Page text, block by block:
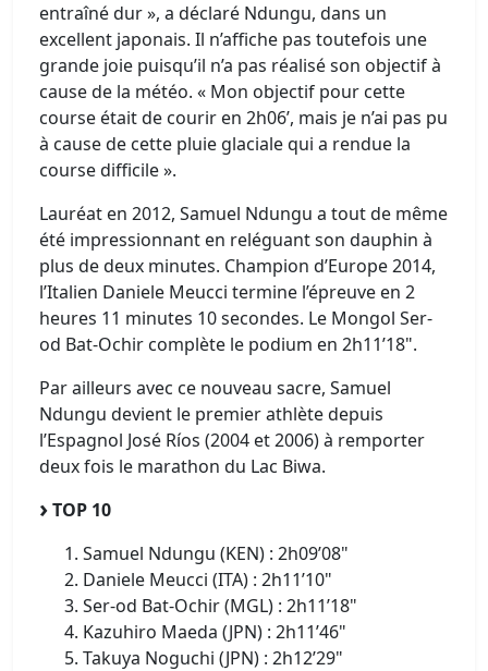
entraîné dur », a déclaré Ndungu, dans un
excellent japonais. Il n’affiche pas toutefois une
grande joie puisqu’il n’a pas réalisé son objectif à
cause de la météo. « Mon objectif pour cette
course était de courir en 2h06’, mais je n’ai pas pu
à cause de cette pluie glaciale qui a rendue la
course difficile ».
Lauréat en 2012, Samuel Ndungu a tout de même
été impressionnant en reléguant son dauphin à
plus de deux minutes. Champion d’Europe 2014,
l’Italien Daniele Meucci termine l’épreuve en 2
heures 11 minutes 10 secondes. Le Mongol Ser-
od Bat-Ochir complète le podium en 2h11’18".
Par ailleurs avec ce nouveau sacre, Samuel
Ndungu devient le premier athlète depuis
l’Espagnol José Ríos (2004 et 2006) à remporter
deux fois le marathon du Lac Biwa.
TOP 10
Samuel Ndungu (KEN) : 2h09’08"
Daniele Meucci (ITA) : 2h11’10"
Ser-od Bat-Ochir (MGL) : 2h11’18"
Kazuhiro Maeda (JPN) : 2h11’46"
Takuya Noguchi (JPN) : 2h12’29"